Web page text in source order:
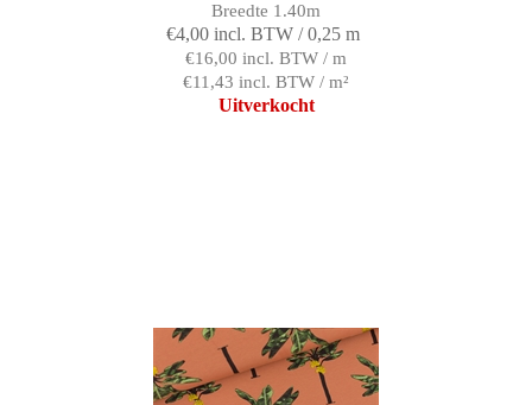
Breedte 1.40m
€4,00 incl. BTW / 0,25 m
€16,00 incl. BTW / m
€11,43 incl. BTW / m²
Uitverkocht